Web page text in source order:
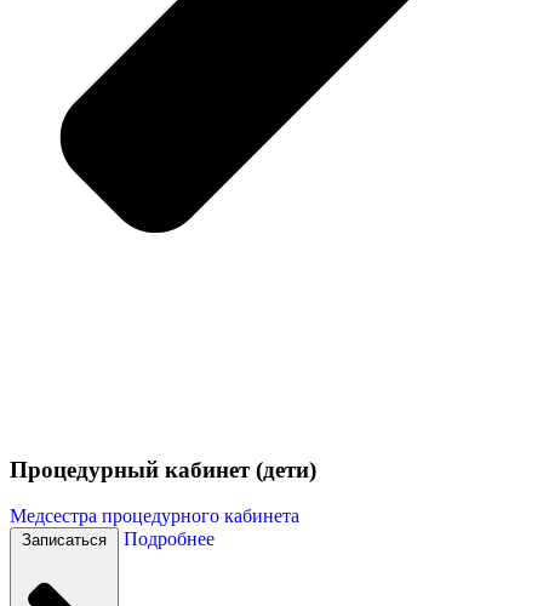
Процедурный кабинет (дети)
Медсестра процедурного кабинета
Записаться Подробнее